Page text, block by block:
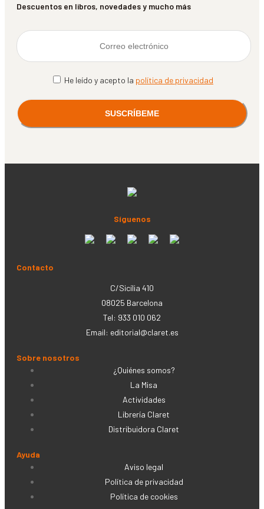
Descuentos en libros, novedades y mucho más
He leído y acepto la política de privacidad
Síguenos
Contacto
C/Sicília 410
08025 Barcelona
Tel: 933 010 062
Email: editorial@claret.es
Sobre nosotros
¿Quiénes somos?
La Misa
Actividades
Librería Claret
Distribuidora Claret
Ayuda
Aviso legal
Política de privacidad
Política de cookies